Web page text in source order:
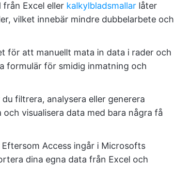
från Excel eller kalkylbladsmallar låter
vilket innebär mindre dubbelarbete och
för att manuellt mata in data i rader och
formulär för smidig inmatning och
du filtrera, analysera eller generera
visualisera data med bara några få
Eftersom Access ingår i Microsofts
dina egna data från Excel och